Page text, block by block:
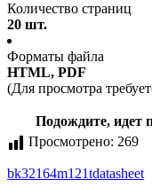
Количество страниц
20 шт.
Форматы файла
HTML, PDF
(Для просмотра
Подождите, идет
Просмотрено: 269
bk32164m121tdatasheet